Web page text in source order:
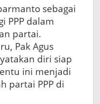
sebagai
PPP dalam
partai.
Pak Agus
diri siap
partai PPP di